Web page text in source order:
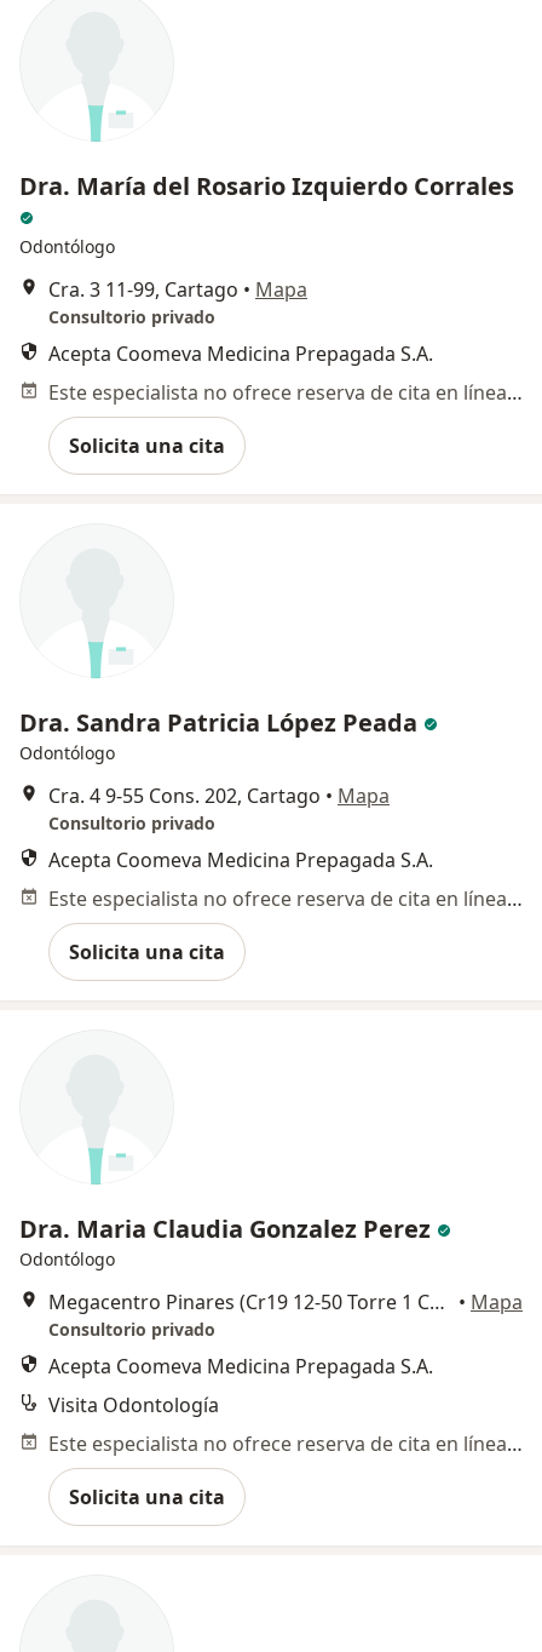
Dra. María del Rosario Izquierdo Corrales
Odontólogo
Cra. 3 11-99, Cartago • Mapa
Consultorio privado
Acepta Coomeva Medicina Prepagada S.A.
Este especialista no ofrece reserva de cita en línea en esta dirección.
Solicita una cita
Dra. Sandra Patricia López Peada
Odontólogo
Cra. 4 9-55 Cons. 202, Cartago • Mapa
Consultorio privado
Acepta Coomeva Medicina Prepagada S.A.
Este especialista no ofrece reserva de cita en línea en esta dirección.
Solicita una cita
Dra. Maria Claudia Gonzalez Perez
Odontólogo
Megacentro Pinares (Cr19 12-50 Torre 1 Consultorio 702), Pereira • Mapa
Consultorio privado
Acepta Coomeva Medicina Prepagada S.A.
Visita Odontología
Este especialista no ofrece reserva de cita en línea en esta dirección.
Solicita una cita